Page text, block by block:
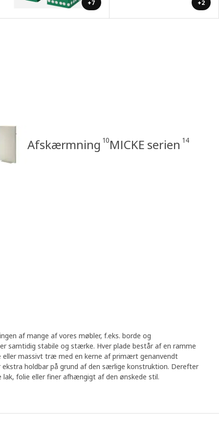
+7 +2
Afskærmning 10MICKE serien 14
af mange af vores møbler, f.eks. borde og
samtidig stabile og stærke. Hver plade består af en ramme
eller massivt træ med en kerne af primært genanvendt
holdbar på grund af den særlige konstruktion. Derefter
folie eller finer afhængigt af den ønskede stil.